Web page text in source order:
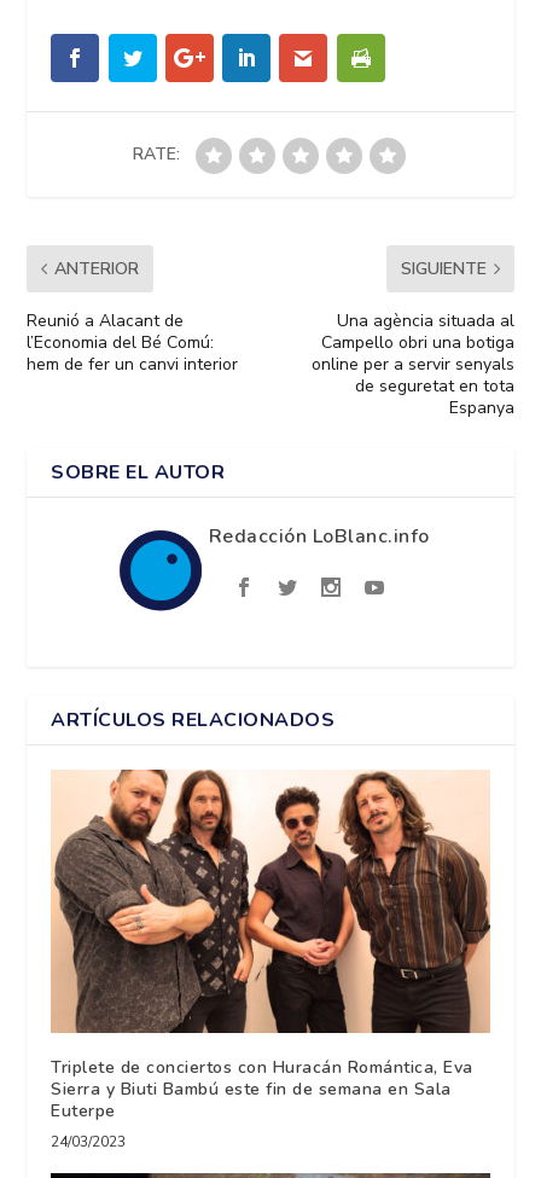
RATE:
ANTERIOR
Reunió a Alacant de
l’Economia del Bé Comú:
hem de fer un canvi interior
SIGUIENTE
Una agència situada al
Campello obri una botiga
online per a servir senyals
de seguretat en tota
Espanya
SOBRE EL AUTOR
Redacción LoBlanc.info
ARTÍCULOS RELACIONADOS
Triplete de conciertos con Huracán Romántica, Eva
Sierra y Biuti Bambú este fin de semana en Sala
Euterpe
24/03/2023